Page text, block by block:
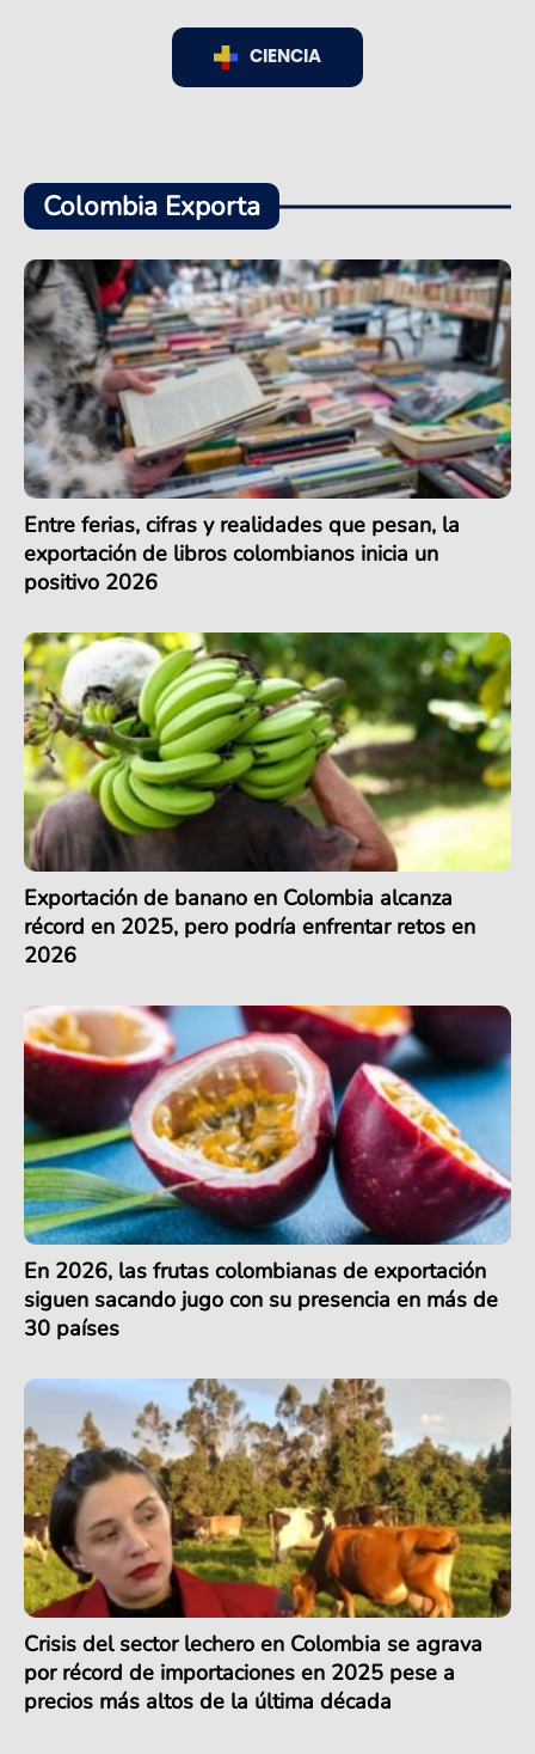
CIENCIA
Colombia Exporta
Entre ferias, cifras y realidades que pesan, la
exportación de libros colombianos inicia un
positivo 2026
Exportación de banano en Colombia alcanza
récord en 2025, pero podría enfrentar retos en
2026
En 2026, las frutas colombianas de exportación
siguen sacando jugo con su presencia en más de
30 países
Crisis del sector lechero en Colombia se agrava
por récord de importaciones en 2025 pese a
precios más altos de la última década